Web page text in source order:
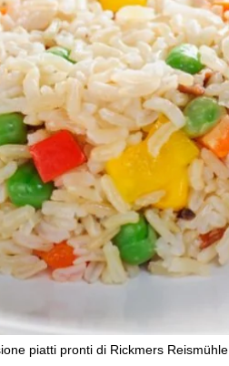
piatti pronti di Rickmers Reismühle